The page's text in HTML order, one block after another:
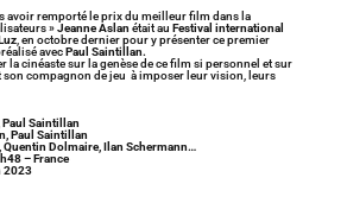
avoir remporté le prix du meilleur film dans la
»Jeanne Aslan était au Festival international
, en octobre dernier pour y présenter ce premier
avecPaul Saintillan.
la cinéaste sur la genèse de ce film si personnel et sur
son compagnon de jeu à imposer leur vision, leurs
Saintillan
Paul Saintillan
Quentin Dolmaire, Ilan Schermann…
– France
2023